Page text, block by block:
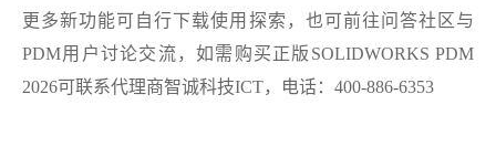
更多新功能可自行下载使用探索，也可前往问答社区与
PDM用户讨论交流，如需购买正版 SOLIDWORKS PDM
2026可联系代理商智诚科技ICT，电话：400-886-6353